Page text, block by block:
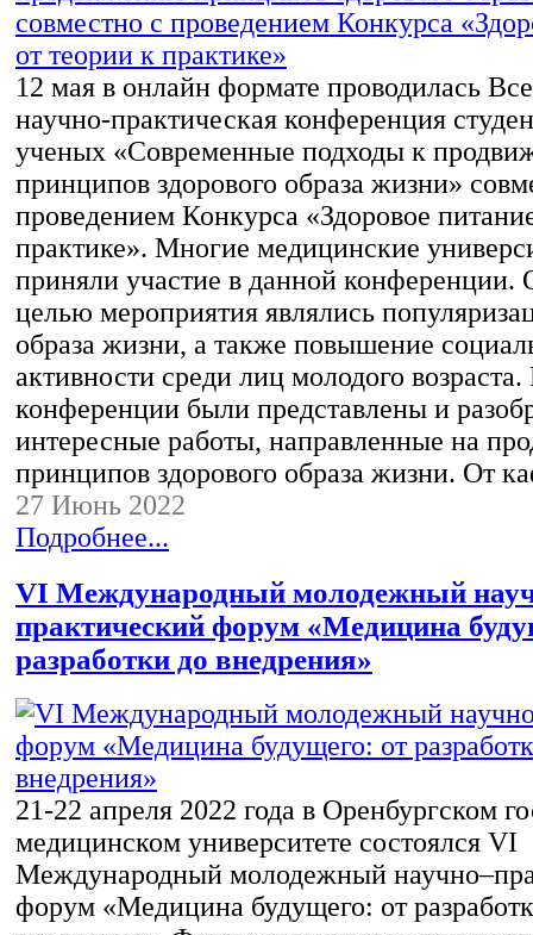
12 мая в онлайн формате проводилась
научно-практическая конференция
ученых «Современные подходы к
принципов здорового образа жизни»
проведением Конкурса «Здоровое
практике». Многие медицинские
приняли участие в данной конференции.
целью мероприятия являлись
образа жизни, а также повышение
активности среди лиц молодого возраста.
конференции были представлены и
интересные работы, направленные на
принципов здорового образа жизни. От
27 Июнь 2022
Подробнее...
VI Международный молодежный
практический форум «Медицина
разработки до внедрения»
21-22 апреля 2022 года в Оренбургском
медицинском университете состоялся VI
Международный молодежный
форум «Медицина будущего: от